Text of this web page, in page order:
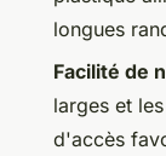
longues
Facilité de
larges et
d'accès